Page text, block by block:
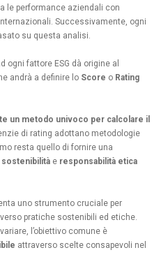
le performance aziendali con
Successivamente, ogni
su questa analisi.
ogni fattore ESG dà origine al
andrà a definire lo Score o Rating
un metodo univoco per calcolare il
di rating adottano metodologie
resta quello di fornire una
sostenibilità e responsabilità etica
uno strumento cruciale per
pratiche sostenibili ed etiche.
l’obiettivo comune è
attraverso scelte consapevoli nel